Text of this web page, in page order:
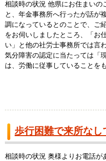
相談時の状況 他県にお住まいの
と、年金事務所へ行ったが話が
調になっているとのことで、ご
をお伺いしましたところ、「お
い」と他の社労士事務所では言
気分障害の認定に当たっては「
は、労働に従事していることをも
歩行困難で来所なし
相談時の状況 奥様よりお電話が